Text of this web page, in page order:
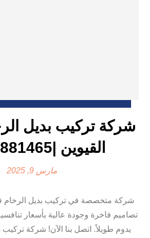
شركة تركيب بديل
القيوين |0556881465
مارس 9, 2025
شركة متخصصة في تركيب بديل الرخام
تصاميم فاخرة وجودة عالية بأسعار
يدوم طويلاً. اتصل بنا الآن! شركة